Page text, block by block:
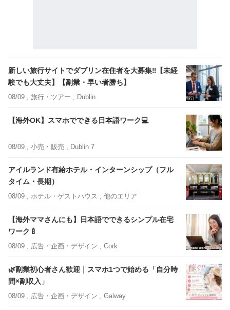
新しい旅行サイトでダブリン在住者を大募集‼【未経
験でも大丈夫】【副業・早い者勝ち】
08/09 , 旅行・ツアー , Dublin
【海外OK】スマホでできる日本語ワーク💻
08/09 , 小売・販売 , Dublin 7
アイルランド有給ホテル・インターンシップ（フル
タイム・長期）
08/09 , ホテル・ゲストハウス , 他のエリア
【海外ママさんにも】日本語でできるシンプル在宅
ワーク🍼
08/09 , 広告・企画・デザイン , Cork
🌿副業初心者さん歓迎｜スマホ1つで始める「自分時
間×副収入」
08/09 , 広告・企画・デザイン , Galway